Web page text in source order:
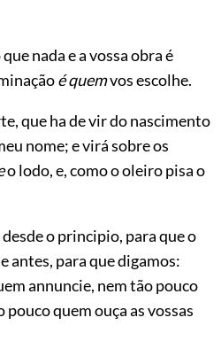
nada e a vossa obra é
é quemvos escolhe.
que ha de vir do nascimento
nome; e virá sobre os
o lodo, e, como o oleiro pisa o
o principio, para que o
antes, para que digamos:
annuncie, nem tão pouco
quem ouça as vossas